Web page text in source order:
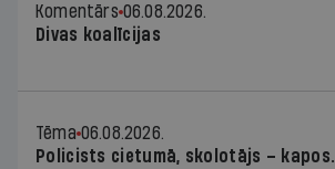
Komentārs 06.08.2026.
Divas koalīcijas
Tēma 06.08.2026.
Policists cietumā, skolotājs – kapos.